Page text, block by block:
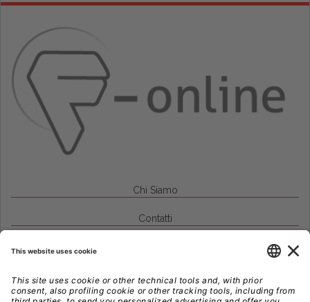
Chi Siamo
Contatti
Note Legali